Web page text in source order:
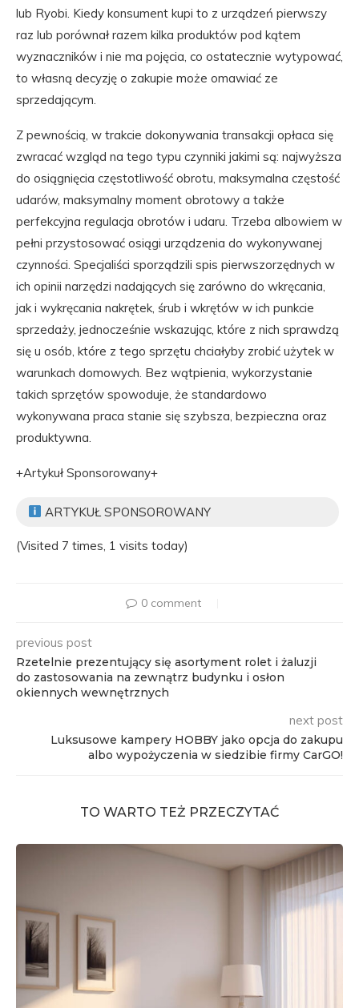
lub Ryobi. Kiedy konsument kupi to z urządzeń pierwszy
raz lub porównał razem kilka produktów pod kątem
wyznaczników i nie ma pojęcia, co ostatecznie wytypować,
to własną decyzję o zakupie może omawiać ze
sprzedającym.
Z pewnością, w trakcie dokonywania transakcji opłaca się
zwracać wzgląd na tego typu czynniki jakimi są: najwyższa
do osiągnięcia częstotliwość obrotu, maksymalna częstość
udarów, maksymalny moment obrotowy a także
perfekcyjna regulacja obrotów i udaru. Trzeba albowiem w
pełni przystosować osiągi urządzenia do wykonywanej
czynności. Specjaliści sporządzili spis pierwszorzędnych w
ich opinii narzędzi nadających się zarówno do wkręcania,
jak i wykręcania nakrętek, śrub i wkrętów w ich punkcie
sprzedaży, jednocześnie wskazując, które z nich sprawdzą
się u osób, które z tego sprzętu chciałyby zrobić użytek w
warunkach domowych. Bez wątpienia, wykorzystanie
takich sprzętów spowoduje, że standardowo
wykonywana praca stanie się szybsza, bezpieczna oraz
produktywna.
+Artykuł Sponsorowany+
ARTYKUŁ SPONSOROWANY
(Visited 7 times, 1 visits today)
0 comment
previous post
Rzetelnie prezentujący się asortyment rolet i żaluzji
do zastosowania na zewnątrz budynku i osłon
okiennych wewnętrznych
next post
Luksusowe kampery HOBBY jako opcja do zakupu
albo wypożyczenia w siedzibie firmy CarGO!
TO WARTO TEŻ PRZECZYTAĆ